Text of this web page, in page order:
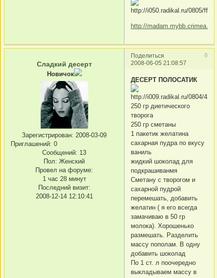
http://madam.mybb.crimea.ua
Поделиться
6
2008-06-05 21:08:57
Сладкий десерт
Новичок
Зарегистрирован: 2008-03-09
Приглашений: 0
Сообщений: 13
Пол: Женский
Провел на форуме:
1 час 28 минут
Последний визит:
2008-12-14 12:10:41
ДЕСЕРТ ПОЛОСАТИК
250 гр диетического
творога
250 гр сметаны
1 пакетик желатина
сахарная пудра по вкусу
ваниль
жидкий шоколад для
подкрашиванмя
Сметану с творогом и
сахарной пудрой
перемешать, добавить
желатин ( я его всегда
замачиваю в 50 гр
молока). Хорошенько
размешать. Разделить
массу пополам. В одну
добавить шоколад
По 1 ст. л поочередно
выкладываем массу в